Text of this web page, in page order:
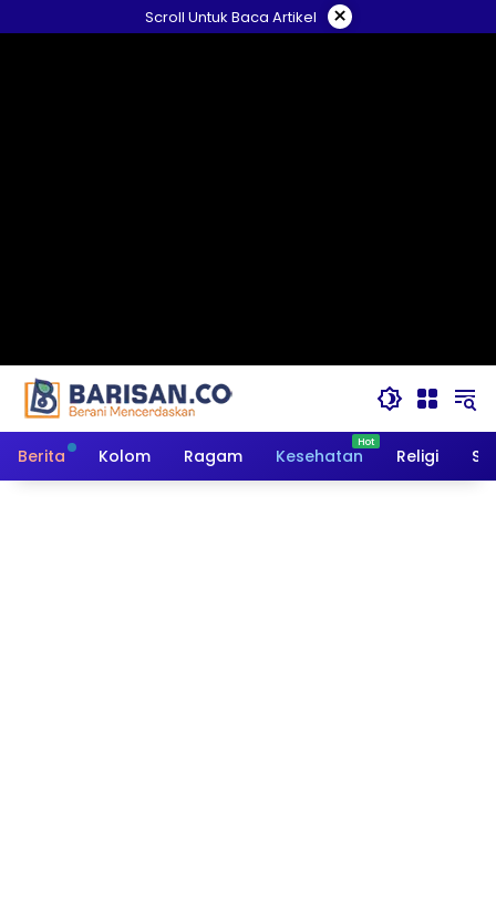
ke
Scroll Untuk Baca Artikel ×
Berita Kolom Ragam Kesehatan Religi